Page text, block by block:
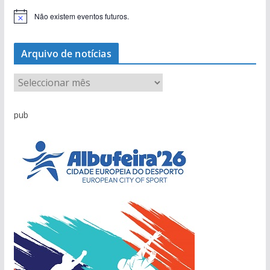
Não existem eventos futuros.
Arquivo de notícias
r
q
o
t
í
pub